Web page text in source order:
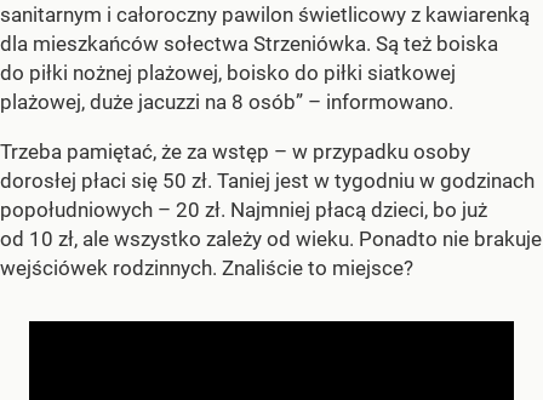
sanitarnym i całoroczny pawilon świetlicowy z kawiarenką
dla mieszkańców sołectwa Strzeniówka. Są też boiska
do piłki nożnej plażowej, boisko do piłki siatkowej
plażowej, duże jacuzzi na 8 osób” – informowano.
Trzeba pamiętać, że za wstęp – w przypadku osoby
dorosłej płaci się 50 zł. Taniej jest w tygodniu w godzinach
popołudniowych – 20 zł. Najmniej płacą dzieci, bo już
od 10 zł, ale wszystko zależy od wieku. Ponadto nie brakuje
wejściówek rodzinnych. Znaliście to miejsce?